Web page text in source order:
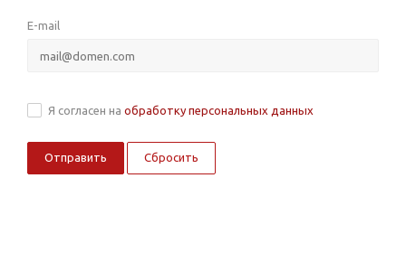
E-mail
Я согласен на обработку персональных данных
Сбросить